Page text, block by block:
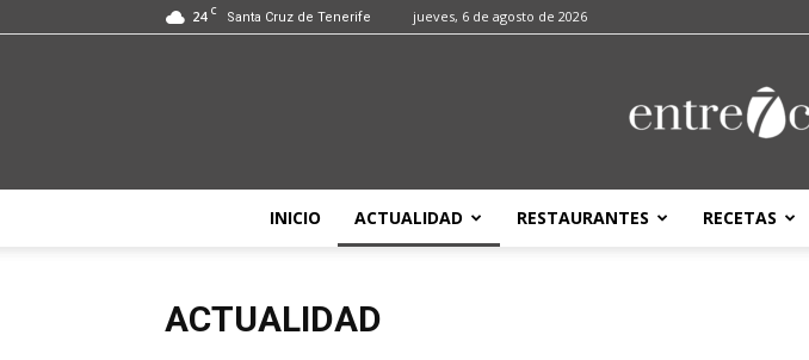
24 C Santa Cruz de Tenerife jueves, 6 de agosto de 2026
INICIO ACTUALIDAD RESTAURANTES RECETAS
ACTUALIDAD